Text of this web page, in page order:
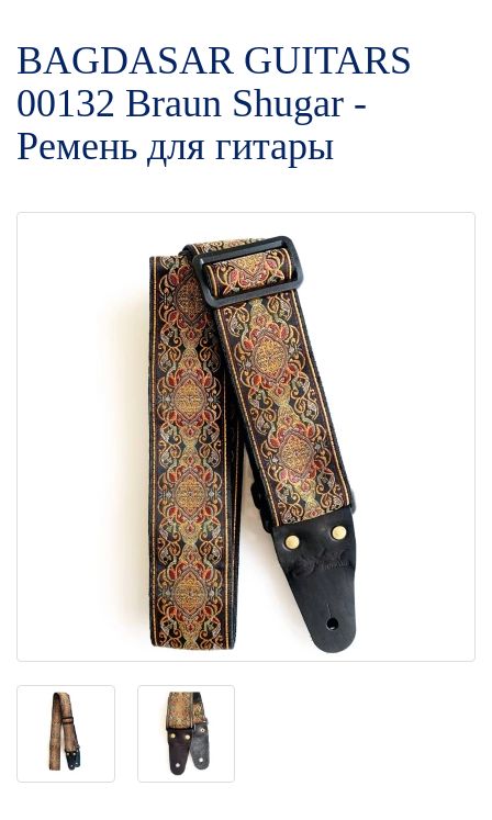
BAGDASAR GUITARS
00132 Braun Shugar -
Ремень для гитары